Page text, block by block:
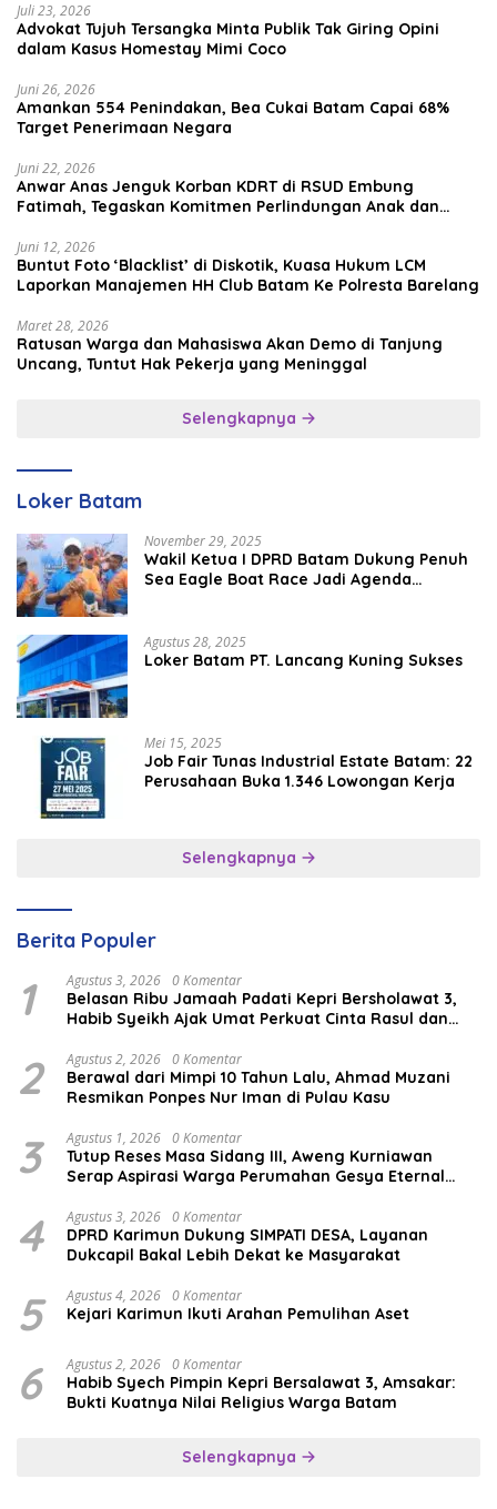
Juli 23, 2026
Advokat Tujuh Tersangka Minta Publik Tak Giring Opini
dalam Kasus Homestay Mimi Coco
Juni 26, 2026
Amankan 554 Penindakan, Bea Cukai Batam Capai 68%
Target Penerimaan Negara
Juni 22, 2026
Anwar Anas Jenguk Korban KDRT di RSUD Embung
Fatimah, Tegaskan Komitmen Perlindungan Anak dan
Juni 12, 2026
Buntut Foto ‘Blacklist’ di Diskotik, Kuasa Hukum LCM
Laporkan Manajemen HH Club Batam Ke Polresta Barelang
Maret 28, 2026
Ratusan Warga dan Mahasiswa Akan Demo di Tanjung
Uncang, Tuntut Hak Pekerja yang Meninggal
Selengkapnya
Loker Batam
November 29, 2025
Wakil Ketua I DPRD Batam Dukung Penuh
Sea Eagle Boat Race Jadi Agenda
Agustus 28, 2025
Loker Batam PT. Lancang Kuning Sukses
Mei 15, 2025
Job Fair Tunas Industrial Estate Batam: 22
Perusahaan Buka 1.346 Lowongan Kerja
Selengkapnya
Berita Populer
1 Agustus 3, 2026 0 Komentar
Belasan Ribu Jamaah Padati Kepri Bersholawat 3,
Habib Syeikh Ajak Umat Perkuat Cinta Rasul dan
2 Agustus 2, 2026 0 Komentar
Berawal dari Mimpi 10 Tahun Lalu, Ahmad Muzani
Resmikan Ponpes Nur Iman di Pulau Kasu
3 Agustus 1, 2026 0 Komentar
Tutup Reses Masa Sidang III, Aweng Kurniawan
Serap Aspirasi Warga Perumahan Gesya Eternal
4 Agustus 3, 2026 0 Komentar
DPRD Karimun Dukung SIMPATI DESA, Layanan
Dukcapil Bakal Lebih Dekat ke Masyarakat
5 Agustus 4, 2026 0 Komentar
Kejari Karimun Ikuti Arahan Pemulihan Aset
6 Agustus 2, 2026 0 Komentar
Habib Syech Pimpin Kepri Bersalawat 3, Amsakar:
Bukti Kuatnya Nilai Religius Warga Batam
Selengkapnya